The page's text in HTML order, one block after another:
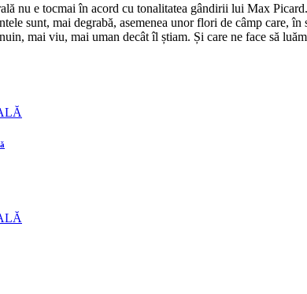
nu e tocmai în acord cu tonalitatea gândirii lui Max
sunt, mai degrabă, asemenea unor flori de câmp care,
mai viu, mai uman decât îl știam. Și care ne face să